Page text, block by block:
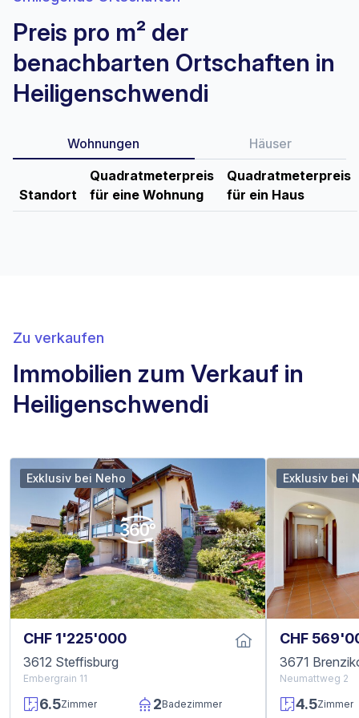
Preis pro m² der
benachbarten Ortschaften in
Heiligenschwendi
Wohnungen Häuser
Standort
Quadratmeterpreis
für eine Wohnung
Quadratmeterpreis
für ein Haus
Zu verkaufen
Immobilien zum Verkauf in
Heiligenschwendi
CHF 1'225'000
3612 Steffisburg
Embergrain 11
6.5Zimmer 2Badezimmer
Exklusiv bei Neho
CHF
3671
Neumattweg 2
4.5Zimmer
Exklusiv bei